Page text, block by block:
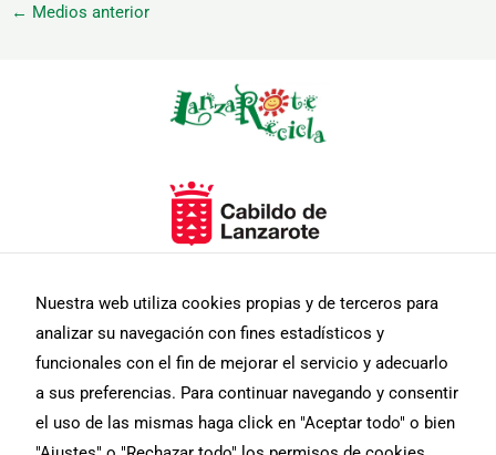
← Medios anterior
Nuestra web utiliza cookies propias y de terceros para
analizar su navegación con fines estadísticos y
funcionales con el fin de mejorar el servicio y adecuarlo
a sus preferencias. Para continuar navegando y consentir
el uso de las mismas haga click en "Aceptar todo" o bien
cookies no
son
opcionales.
necesarias
para que
funcione la
web.
Estadísticas
Para que